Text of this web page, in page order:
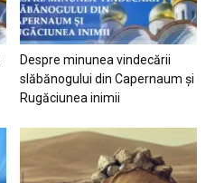
Despre minunea vindecării
slăbănogului din Capernaum și
Rugăciunea inimii